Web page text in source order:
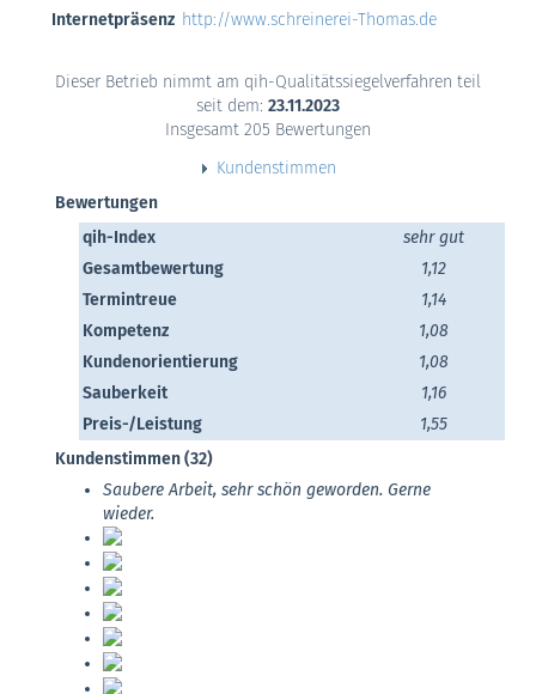
Internetpräsenz http://www.schreinerei-Thomas.de
Dieser Betrieb nimmt am qih-Qualitätssiegelverfahren teil
seit dem: 23.11.2023
Insgesamt 205 Bewertungen
Kundenstimmen
Bewertungen
qih-Index
sehr gut
Gesamtbewertung
1,12
Termintreue
1,14
Kompetenz
1,08
Kundenorientierung
1,08
Sauberkeit
1,16
Preis-/Leistung
1,55
Kundenstimmen (32)
Saubere Arbeit, sehr schön geworden. Gerne
wieder.